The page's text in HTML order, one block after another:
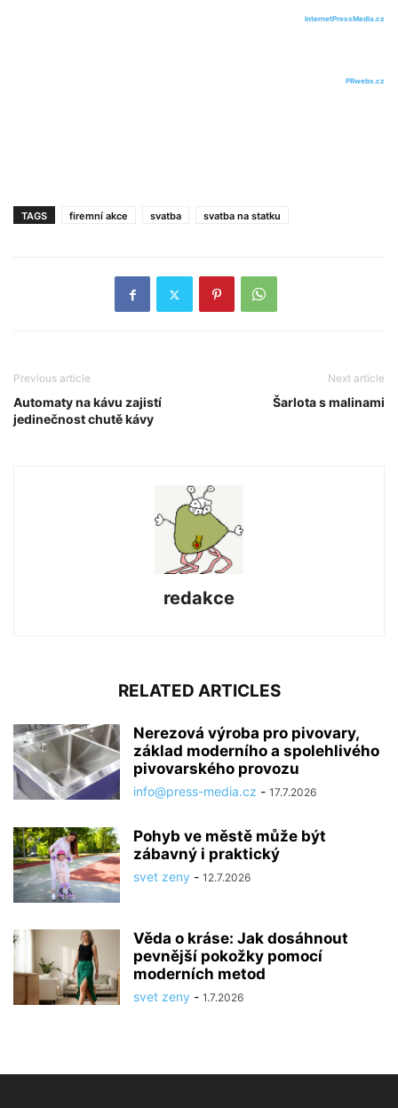
InternetPressMedia.cz
PRwebs.cz
TAGS firemní akce svatba svatba na statku
Previous article
Automaty na kávu zajistí
jedinečnost chutě kávy
Next article
Šarlota s malinami
redakce
RELATED ARTICLES
Nerezová výroba pro pivovary,
základ moderního a spolehlivého
pivovarského provozu
info@press-media.cz - 17.7.2026
Pohyb ve městě může být
zábavný i praktický
svet zeny - 12.7.2026
Věda o kráse: Jak dosáhnout
pevnější pokožky pomocí
moderních metod
svet zeny - 1.7.2026